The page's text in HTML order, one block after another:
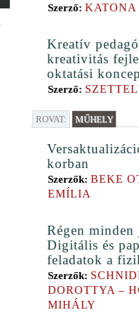
Szerző: KATONA
Kreatív
kreativitás
oktatási
Szerző:
ROVAT: MŰHELY
korban
Szerzők: BEKE
EMÍLIA
Régen
Digitális és
feladatok a
Szerzők:
DOROTTYA –
MIHÁLY